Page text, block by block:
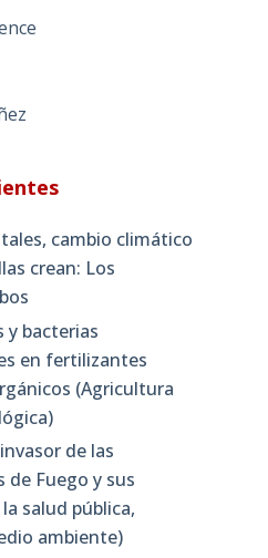
cambio climático
crean: Los
y bacterias
en fertilizantes
(Agricultura
de las
de Fuego y sus
salud pública,
ambiente)